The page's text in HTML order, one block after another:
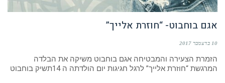
אגם בוחבוט- “חוזרת אלייך”
10 בדצמבר 2017
הזמרת הצעירה והמבטיחה אגם בוחבוט משיקה את הבלדה
המרגשת “חוזרת אלייך” לרגל חגיגות יום הולדתה ה 14תשיק בוחבוט